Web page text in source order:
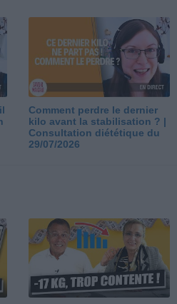
Comment perdre le dernier
kilo avant la stabilisation ? |
Consultation diététique du
29/07/2026